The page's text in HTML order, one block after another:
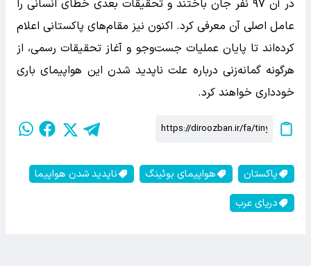
در آن ۹۷ نفر جان باختند و تحقیقات بعدی خطای انسانی را
عامل اصلی آن معرفی کرد. اکنون نیز مقام‌های پاکستانی اعلام
کرده‌اند تا پایان عملیات جست‌وجو و آغاز تحقیقات رسمی، از
هرگونه گمانه‌زنی درباره علت ناپدید شدن این هواپیمای باری
خودداری خواهند کرد.
پاکستان هواپیمای بوئینگ
ناپدید شدن هواپیما
دریای عرب